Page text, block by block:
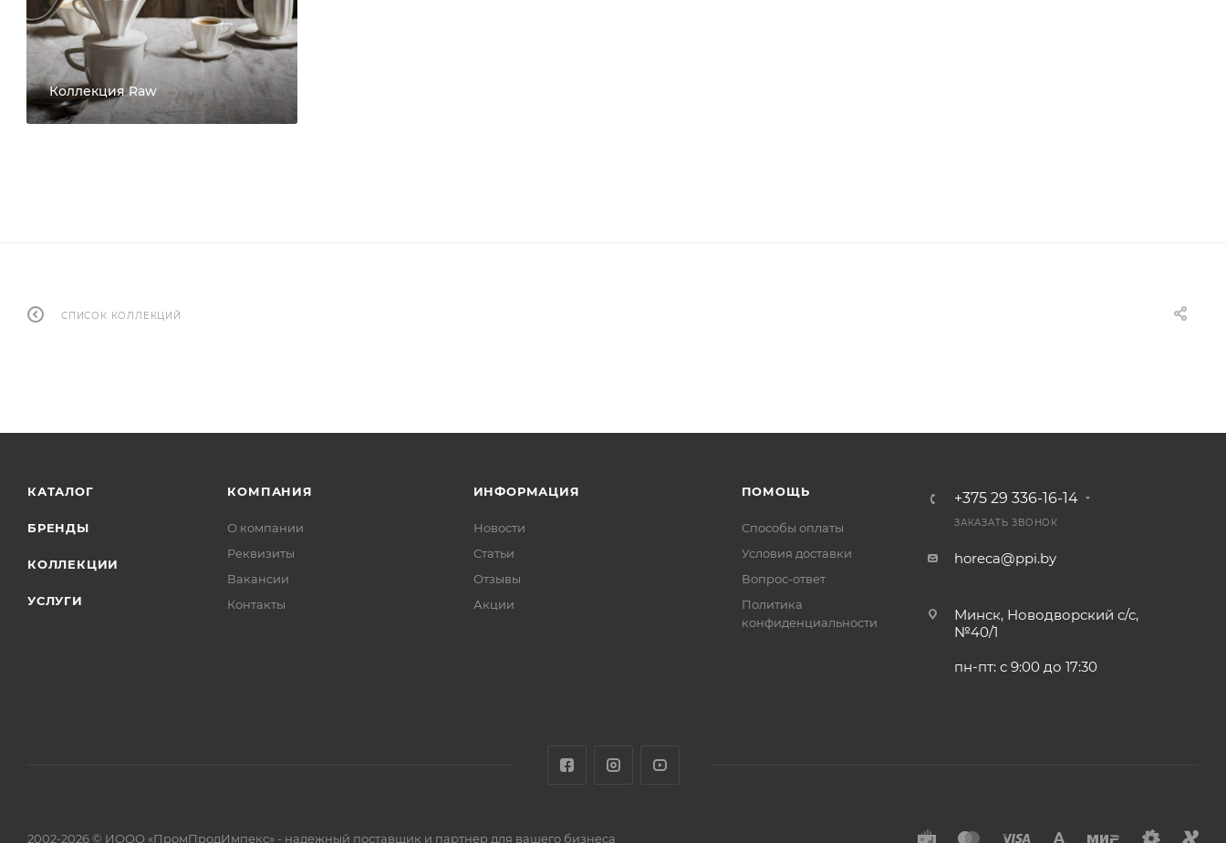
Коллекция Raw
СПИСОК КОЛЛЕКЦИЙ
КАТАЛОГ
БРЕНДЫ
КОЛЛЕКЦИИ
УСЛУГИ
КОМПАНИЯ
О компании
Реквизиты
Вакансии
Контакты
ИНФОРМАЦИЯ
Новости
Статьи
Отзывы
Акции
ПОМОЩЬ
Способы оплаты
Условия доставки
Вопрос-ответ
Политика
конфиденциальности
+375 29 336-16-14
ЗАКАЗАТЬ ЗВОНОК
horeca@ppi.by
Минск, Новодворский с/с,
№40/1
пн-пт: с 9:00 до 17:30
2002-2026 © ИООО «ПромПродИмпекс» - надежный поставщик и партнер для вашего бизнеса